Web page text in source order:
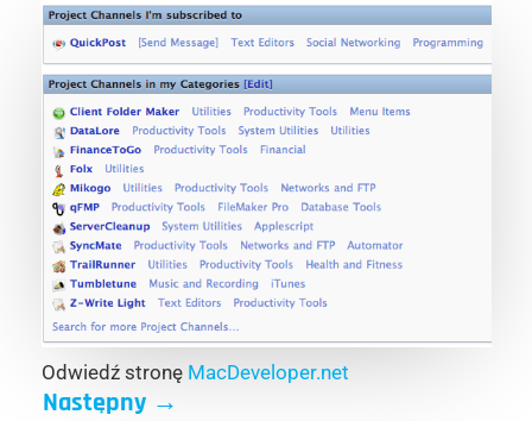
Odwiedź stronę MacDeveloper.net
Następny→